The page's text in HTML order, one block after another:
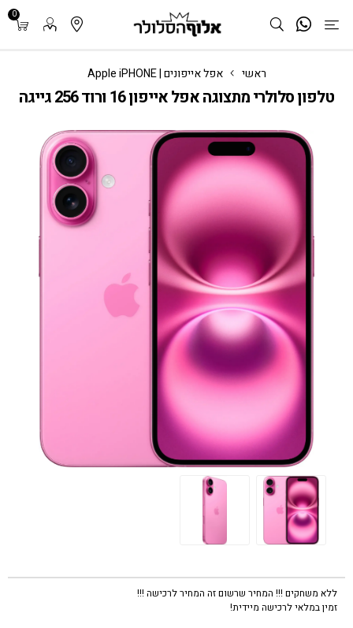
0
ראשי אפל אייפונים | Apple iPHONE
טלפון סלולרי מתצוגה אפל אייפון 16 ורוד 256 גייגה
ללא משחקים !!! המחיר שרשום זה המחיר לרכישה !!!
זמין במלאי לרכישה מיידית!